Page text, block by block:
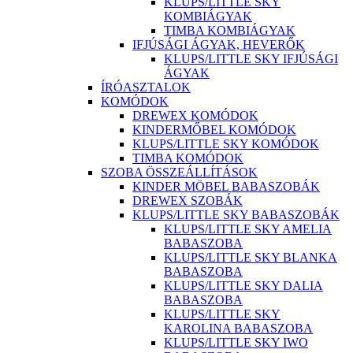
KOMBIÁGYAK
TIMBA KOMBIÁGYAK
IFJÚSÁGI ÁGYAK, HEVERŐK
KLUPS/LITTLE SKY IFJÚSÁGI
ÁGYAK
ÍRÓASZTALOK
KOMÓDOK
DREWEX KOMÓDOK
KINDERMŐBEL KOMÓDOK
KLUPS/LITTLE SKY KOMÓDOK
TIMBA KOMÓDOK
SZOBA ÖSSZEÁLLÍTÁSOK
KINDER MÖBEL BABASZOBÁK
DREWEX SZOBÁK
KLUPS/LITTLE SKY BABASZOBÁK
KLUPS/LITTLE SKY AMELIA
BABASZOBA
KLUPS/LITTLE SKY BLANKA
BABASZOBA
KLUPS/LITTLE SKY DALIA
BABASZOBA
KLUPS/LITTLE SKY
KAROLINA BABASZOBA
KLUPS/LITTLE SKY IWO